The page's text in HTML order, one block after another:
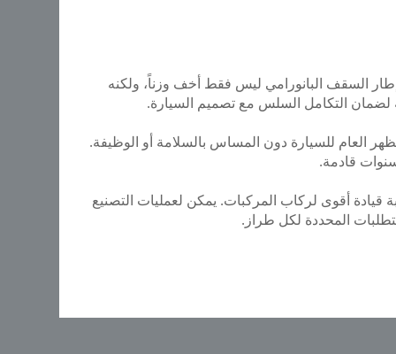
إطار السقف البانورامي ليس فقط أخف وزناً، ولكنه
لضمان التكامل السلس مع تصميم السيارة.
المظهر العام للسيارة دون المساس بالسلامة أو الوظيفة.
قادمة.
قيادة أقوى لركاب المركبات. يمكن لعمليات التصنيع
المحددة لكل طراز.